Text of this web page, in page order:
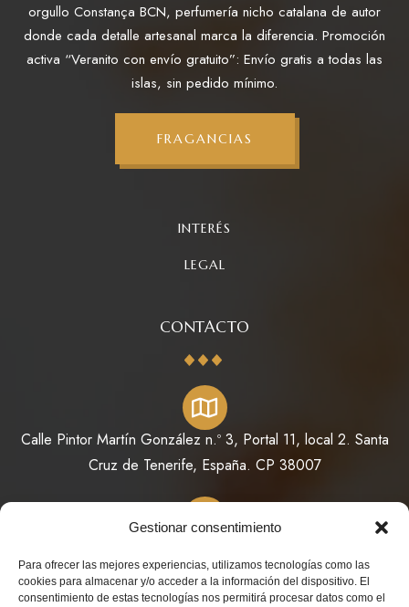
Gestionar consentimiento
Para ofrecer las mejores experiencias, utilizamos tecnologías como las
cookies para almacenar y/o acceder a la información del dispositivo. El
consentimiento de estas tecnologías nos permitirá procesar datos como el
orgullo Constança BCN, perfumería nicho catalana de autor
donde cada detalle artesanal marca la diferencia. Promoción
activa “Veranito con envío gratuito”: Envío gratis a todas las
islas, sin pedido mínimo.
FRAGANCIAS
INTERÉS
LEGAL
CONTACTO
Calle Pintor Martín González n.º 3, Portal 11, local 2. Santa
Cruz de Tenerife, España. CP 38007